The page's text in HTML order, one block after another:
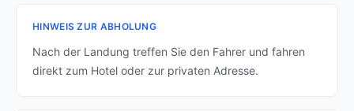
HINWEIS ZUR ABHOLUNG
Nach der Landung treffen Sie den Fahrer und fahren
direkt zum Hotel oder zur privaten Adresse.